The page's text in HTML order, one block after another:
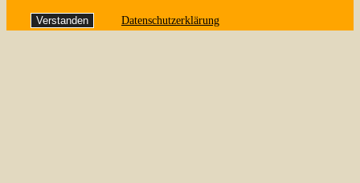
Verstanden Datenschutzerklärung